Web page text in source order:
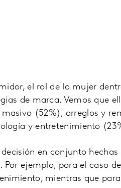
el rol de la mujer
de marca. Vemos que
(52%), arreglos y
y entretenimiento
en conjunto hechas
ejemplo, para el caso
mientras que